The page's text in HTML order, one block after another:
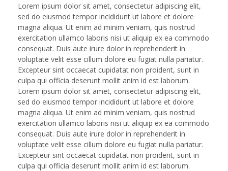
Lorem ipsum dolor sit amet, consectetur adipiscing elit,
sed do eiusmod tempor incididunt ut labore et dolore
magna aliqua. Ut enim ad minim veniam, quis nostrud
exercitation ullamco laboris nisi ut aliquip ex ea commodo
consequat. Duis aute irure dolor in reprehenderit in
voluptate velit esse cillum dolore eu fugiat nulla pariatur.
Excepteur sint occaecat cupidatat non proident, sunt in
culpa qui officia deserunt mollit anim id est laborum.
Lorem ipsum dolor sit amet, consectetur adipiscing elit,
sed do eiusmod tempor incididunt ut labore et dolore
magna aliqua. Ut enim ad minim veniam, quis nostrud
exercitation ullamco laboris nisi ut aliquip ex ea commodo
consequat. Duis aute irure dolor in reprehenderit in
voluptate velit esse cillum dolore eu fugiat nulla pariatur.
Excepteur sint occaecat cupidatat non proident, sunt in
culpa qui officia deserunt mollit anim id est laborum.